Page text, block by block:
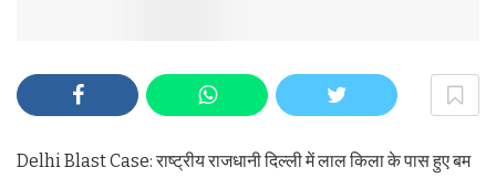
Delhi Blast Case: राष्ट्रीय राजधानी दिल्ली में लाल किला के पास हुए बम